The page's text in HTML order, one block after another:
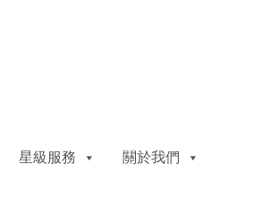
星級服務 關於我們